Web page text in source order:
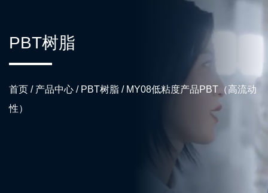
PBT树脂
首页 / 产品中心 / PBT树脂 / MY08低粘度产品PBT（高流动
性）